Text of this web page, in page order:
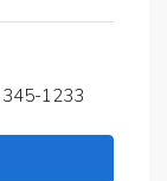
1233